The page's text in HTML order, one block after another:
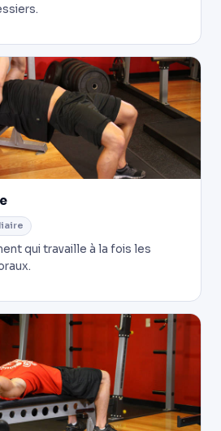
qui travaille à la fois les